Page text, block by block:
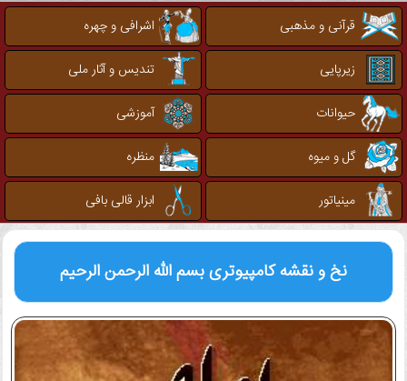
قرآنی و مذهبی
اشرافی و چهره
زیرپایی
تندیس و آثار ملی
حیوانات
آموزشی
گل و میوه
منظره
مینیاتور
ابزار قالی بافی
نخ و نقشه کامپیوتریبسم الله الرحمن الرحیم